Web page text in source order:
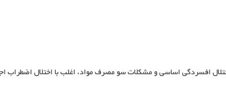
افسردگی اساسی و مشکلات سو مصرف مواد، اغلب با اختلال اضطراب